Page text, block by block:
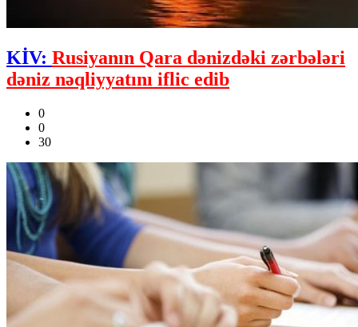
KİV: Rusiyanın Qara dənizdəki zərbələri
dəniz nəqliyyatını iflic edib
0
0
30